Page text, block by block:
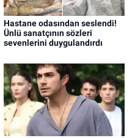
Hastane odasından seslendi!
Ünlü sanatçının sözleri
sevenlerini duygulandırdı